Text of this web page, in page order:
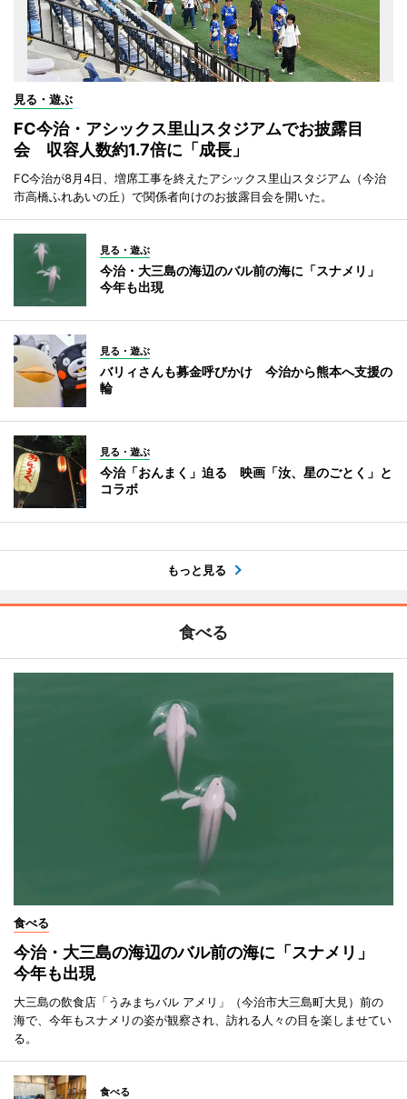
見る・遊ぶ
FC今治・アシックス里山スタジアムでお披露目
会 収容人数約1.7倍に「成長」
FC今治が8月4日、増席工事を終えたアシックス里山スタジアム（今治
市高橋ふれあいの丘）で関係者向けのお披露目会を開いた。
見る・遊ぶ
今治・大三島の海辺のバル前の海に「スナメリ」
今年も出現
見る・遊ぶ
バリィさんも募金呼びかけ 今治から熊本へ支援の
輪
見る・遊ぶ
今治「おんまく」迫る 映画「汝、星のごとく」と
コラボ
もっと見る
食べる
食べる
今治・大三島の海辺のバル前の海に「スナメリ」
今年も出現
大三島の飲食店「うみまちバル アメリ」（今治市大三島町大見）前の
海で、今年もスナメリの姿が観察され、訪れる人々の目を楽しませてい
る。
食べる